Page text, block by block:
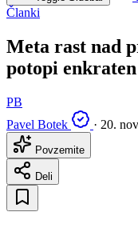
Članki
Meta rast nad
potopi
PB
Pavel Botek
· 20.
Povzemite
Deli